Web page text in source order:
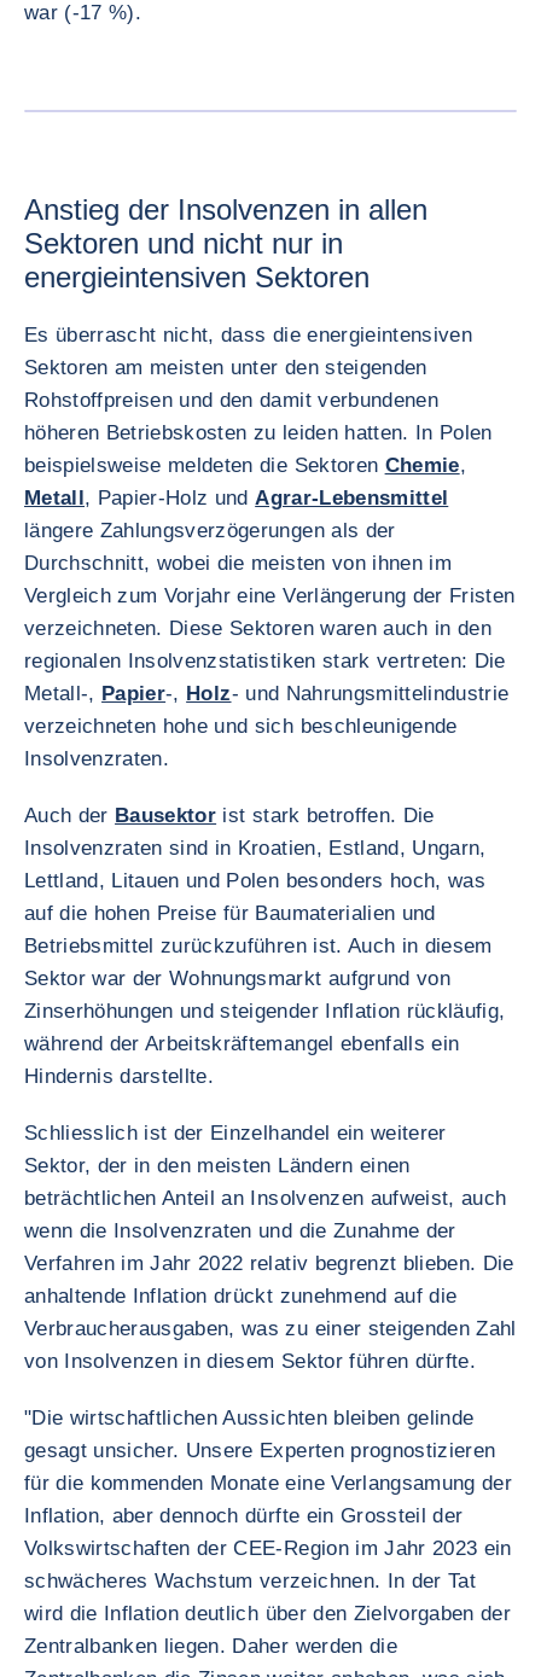
war (-17 %).
Anstieg der Insolvenzen in allen
Sektoren und nicht nur in
energieintensiven Sektoren
Es überrascht nicht, dass die energieintensiven
Sektoren am meisten unter den steigenden
Rohstoffpreisen und den damit verbundenen
höheren Betriebskosten zu leiden hatten. In Polen
beispielsweise meldeten die Sektoren Chemie,
Metall, Papier-Holz undAgrar-Lebensmittel
längere Zahlungsverzögerungen als der
Durchschnitt, wobei die meisten von ihnen im
Vergleich zum Vorjahr eine Verlängerung der Fristen
verzeichneten. Diese Sektoren waren auch in den
regionalen Insolvenzstatistiken stark vertreten: Die
Metall-, Papier-, Holz- und Nahrungsmittelindustrie
verzeichneten hohe und sich beschleunigende
Insolvenzraten.
Auch der Bausektor ist stark betroffen. Die
Insolvenzraten sind in Kroatien, Estland, Ungarn,
Lettland, Litauen und Polen besonders hoch, was
auf die hohen Preise für Baumaterialien und
Betriebsmittel zurückzuführen ist. Auch in diesem
Sektor war der Wohnungsmarkt aufgrund von
Zinserhöhungen und steigender Inflation rückläufig,
während der Arbeitskräftemangel ebenfalls ein
Hindernis darstellte.
Schliesslich ist der Einzelhandel ein weiterer
Sektor, der in den meisten Ländern einen
beträchtlichen Anteil an Insolvenzen aufweist, auch
wenn die Insolvenzraten und die Zunahme der
Verfahren im Jahr 2022 relativ begrenzt blieben. Die
anhaltende Inflation drückt zunehmend auf die
Verbraucherausgaben, was zu einer steigenden Zahl
von Insolvenzen in diesem Sektor führen dürfte.
"Die wirtschaftlichen Aussichten bleiben gelinde
gesagt unsicher. Unsere Experten prognostizieren
für die kommenden Monate eine Verlangsamung der
Inflation, aber dennoch dürfte ein Grossteil der
Volkswirtschaften der CEE-Region im Jahr 2023 ein
schwächeres Wachstum verzeichnen. In der Tat
wird die Inflation deutlich über den Zielvorgaben der
Zentralbanken liegen. Daher werden die